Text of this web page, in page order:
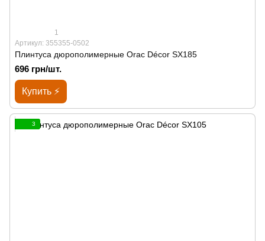
1
Артикул: 355355-0502
Плинтуса дюрополимерные Orac Décor SX185
696 грн/шт.
Купить ⚡
3